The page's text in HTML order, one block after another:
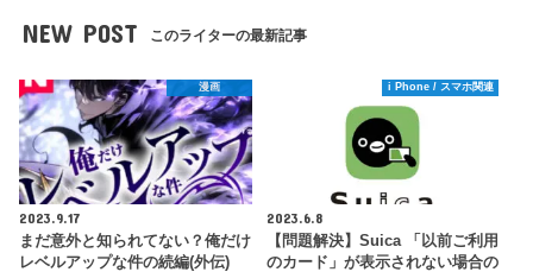
NEW POST このライターの最新記事
漫画
2023.9.17
まだ意外と知られてない？俺だけ
レベルアップな件の続編(外伝)
i Phone / スマホ関連
2023.6.8
【問題解決】Suica 「以前ご利用
のカード」が表示されない場合の